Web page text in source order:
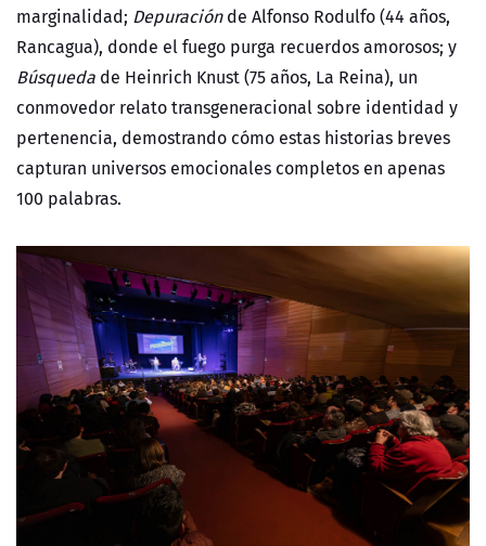
marginalidad; Depuraciónde Alfonso Rodulfo (44 años,
Rancagua), donde el fuego purga recuerdos amorosos; y
Búsqueda de Heinrich Knust (75 años, La Reina), un
conmovedor relato transgeneracional sobre identidad y
pertenencia, demostrando cómo estas historias breves
capturan universos emocionales completos en apenas
100 palabras.